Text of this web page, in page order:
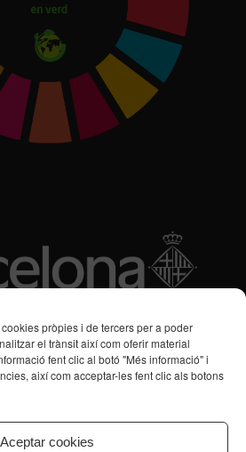
pròpies i de tercers per a poder
el trànsit així com oferir material
fent clic al botó "Més informació" i
així com acceptar-les fent clic als botons
Aceptar cookies
Respir Familiar